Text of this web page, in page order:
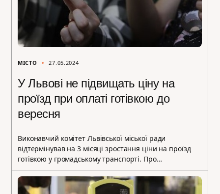
МІСТО 27.05.2024
У Львові не підвищать ціну на
проїзд при оплаті готівкою до
вересня
Виконавчий комітет Львівської міської ради
відтермінував на 3 місяці зростання ціни на проїзд
готівкою у громадському транспорті. Про…